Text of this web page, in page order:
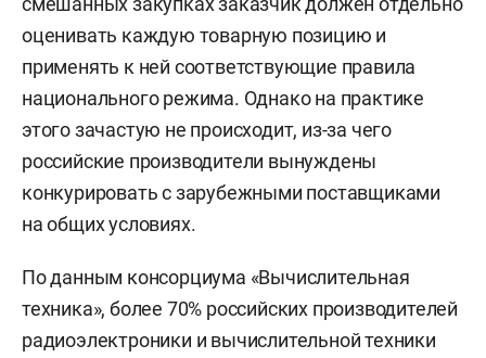
оценивать каждую товарную позицию и
применять к ней соответствующие правила
национального режима. Однако на практике
этого зачастую не происходит, из-за чего
российские производители вынуждены
конкурировать с зарубежными поставщиками
на общих условиях.
По данным консорциума «Вычислительная
техника», более 70% российских производителей
радиоэлектроники и вычислительной техники